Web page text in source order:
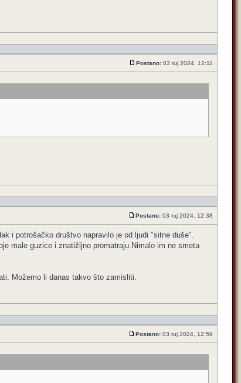
Postano: 03 ruj 2024, 12:11
Postano: 03 ruj 2024, 12:38
i potrošačko društvo napravilo je od ljudi "sitne duše".
male guzice i znatižljno promatraju.Nimalo im ne smeta
Možemo li danas takvo što zamisliti.
Postano: 03 ruj 2024, 12:59